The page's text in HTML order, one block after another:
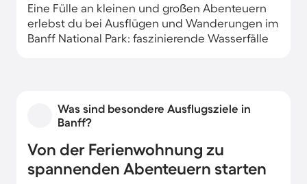
Eine Fülle an kleinen und großen Abenteuern
erlebst du bei Ausflügen und Wanderungen im
Banff National Park: faszinierende Wasserfälle
Banff selbst ist ein quirliger Urlaubsort mit
zahlreichen kleinen Boutiquen, guten
Mit einer Ferienwohnung oder einem
Ferienhaus in der größten Stadt im
Was sind besondere Ausflugsziele in
Banff?
Von der Ferienwohnung zu
spannenden Abenteuern starten